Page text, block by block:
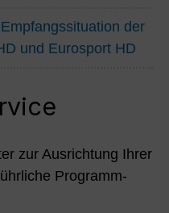
der
und Eurosport HD
zur Ausrichtung Ihrer
Programm-